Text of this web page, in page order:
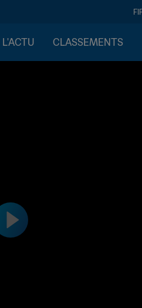
L'ACTU CLASSEMENTS